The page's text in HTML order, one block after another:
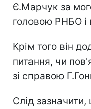
Є.Марчук за
головою РНБО і
Крім того він
питання, чи
зі справою
Слід